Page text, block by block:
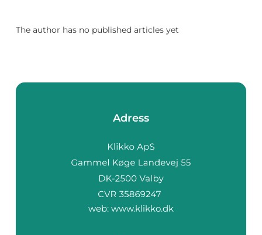
The author has no published articles yet
Adress
web: www.klikko.dk